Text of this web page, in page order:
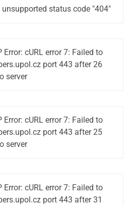
unsupported status code "404"
Error: cURL error 7: Failed to
port 443 after 26
server
Error: cURL error 7: Failed to
port 443 after 25
server
Error: cURL error 7: Failed to
port 443 after 31